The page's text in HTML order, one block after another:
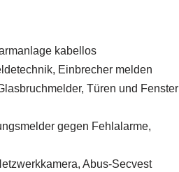
kabellos
Einbrecher melden
Türen und Fenster
gegen Fehlalarme,
Abus-Secvest